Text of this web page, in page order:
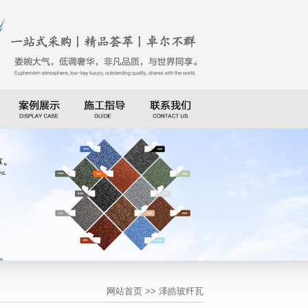
网站首页 >> 泽皓玻纤瓦